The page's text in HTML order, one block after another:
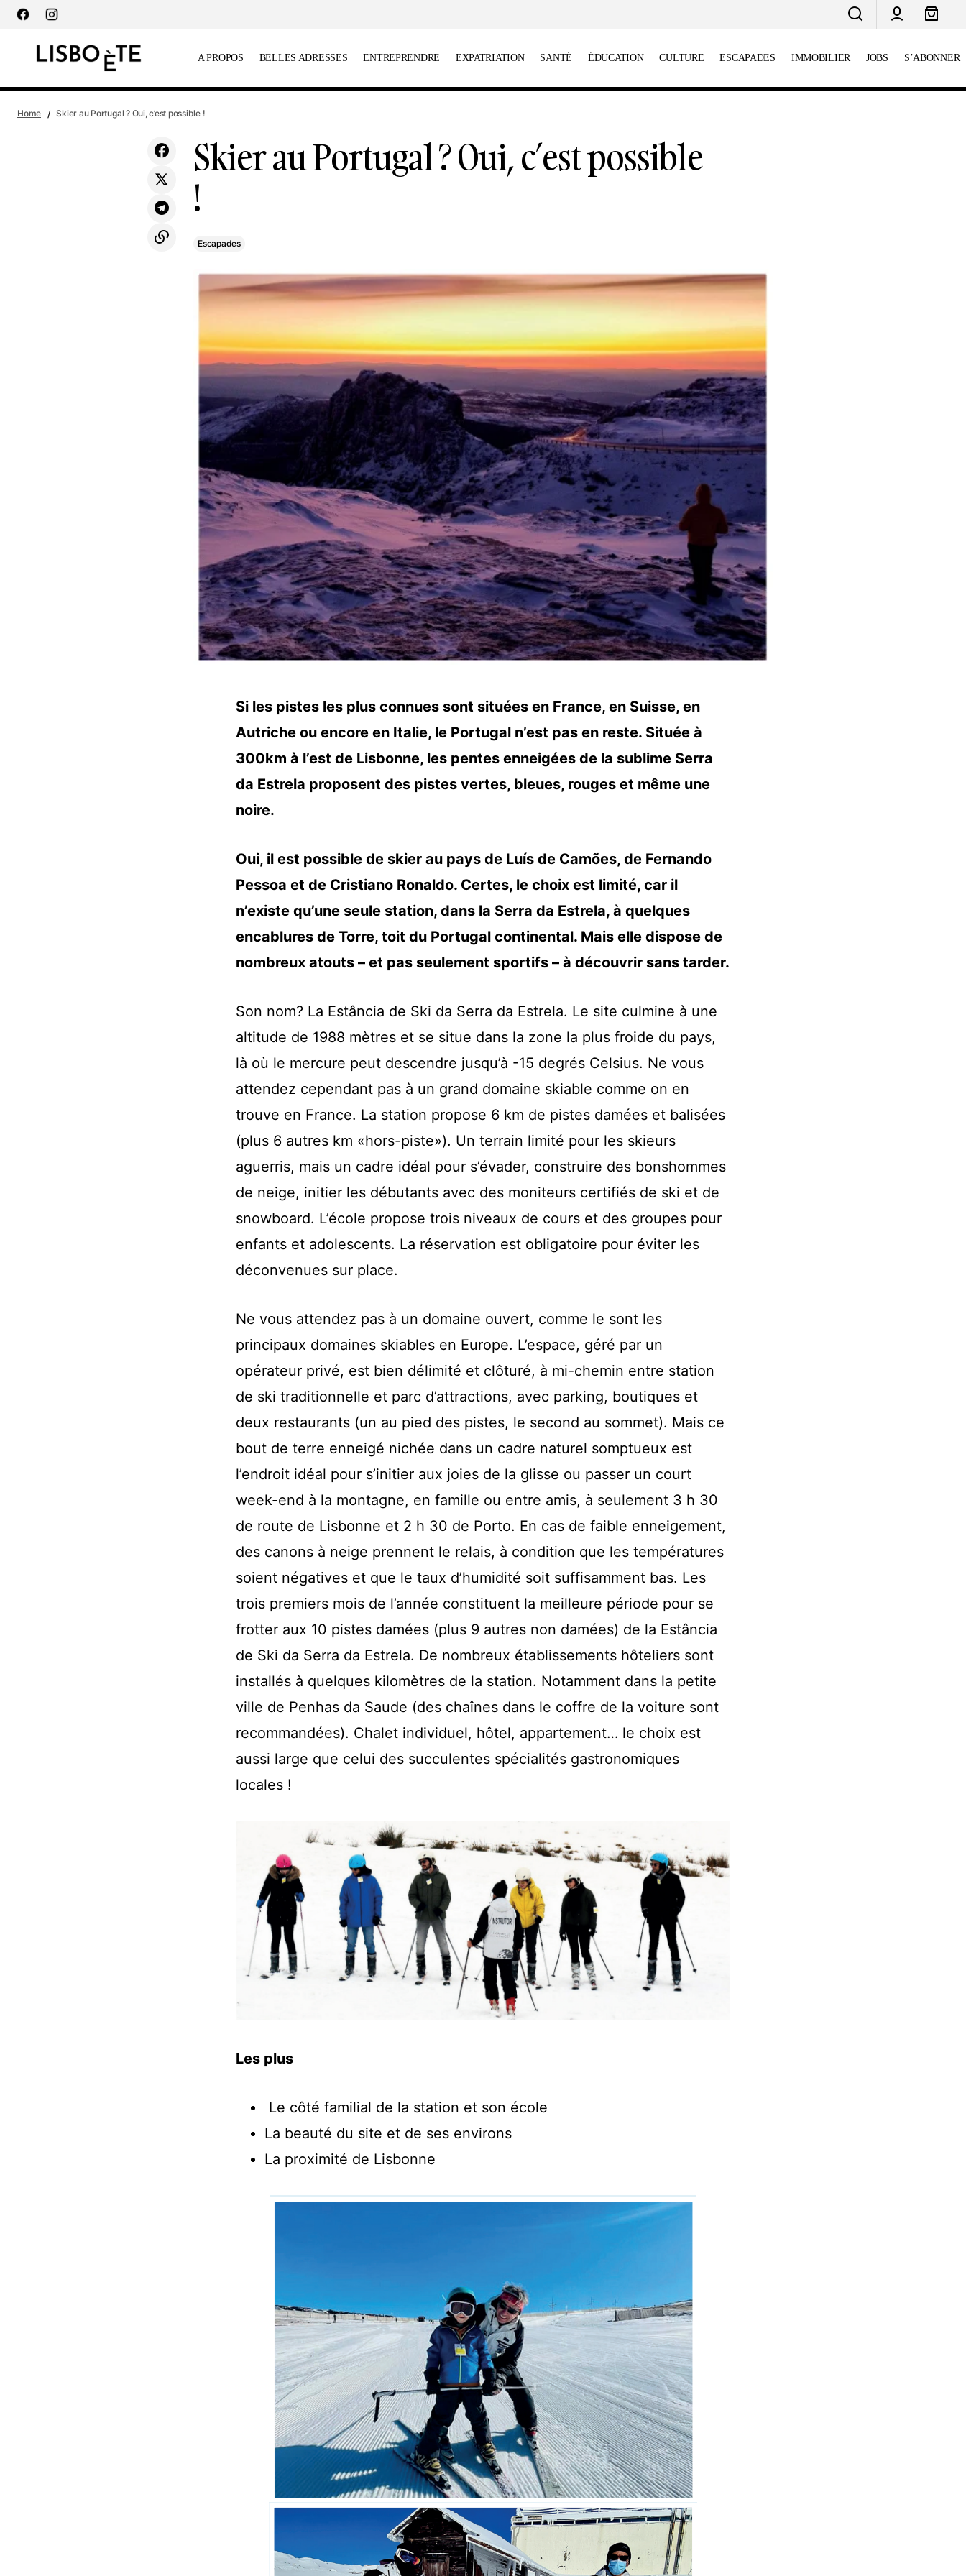
principal
A PROPOS BELLES ADRESSES ENTREPRENDRE EXPATRIATION SANTÉ ÉDUCATION CULTURE ESCAPADES IMMOBILIER JOBS S’ABONNER
Célébrez l'amour au Lisboa Pessoa Hotel
Home Skier au Portugal ? Oui, c’est possible !
Skier au Portugal ? Oui, c’est possible
!
Escapades
Si les pistes les plus connues sont situées en France, en Suisse, en
Autriche ou encore en Italie, le Portugal n’est pas en reste. Située à
300km à l’est de Lisbonne, les pentes enneigées de la sublime Serra
da Estrela proposent des pistes vertes, bleues, rouges et même une
noire.
Oui, il est possible de skier au pays de Luís de Camões, de Fernando
Pessoa et de Cristiano Ronaldo. Certes, le choix est limité, car il
n’existe qu’une seule station, dans la Serra da Estrela, à quelques
encablures de Torre, toit du Portugal continental. Mais elle dispose de
nombreux atouts – et pas seulement sportifs – à découvrir sans tarder.
Son nom? La Estância de Ski da Serra da Estrela. Le site culmine à une
altitude de 1988 mètres et se situe dans la zone la plus froide du pays,
là où le mercure peut descendre jusqu’à -15 degrés Celsius. Ne vous
attendez cependant pas à un grand domaine skiable comme on en
trouve en France. La station propose 6 km de pistes damées et balisées
(plus 6 autres km «hors-piste»). Un terrain limité pour les skieurs
aguerris, mais un cadre idéal pour s’évader, construire des bonshommes
de neige, initier les débutants avec des moniteurs certifiés de ski et de
snowboard. L’école propose trois niveaux de cours et des groupes pour
enfants et adolescents. La réservation est obligatoire pour éviter les
déconvenues sur place.
Ne vous attendez pas à un domaine ouvert, comme le sont les
principaux domaines skiables en Europe. L’espace, géré par un
opérateur privé, est bien délimité et clôturé, à mi-chemin entre station
de ski traditionnelle et parc d’attractions, avec parking, boutiques et
deux restaurants (un au pied des pistes, le second au sommet). Mais ce
bout de terre enneigé nichée dans un cadre naturel somptueux est
l’endroit idéal pour s’initier aux joies de la glisse ou passer un court
week-end à la montagne, en famille ou entre amis, à seulement 3 h 30
de route de Lisbonne et 2 h 30 de Porto. En cas de faible enneigement,
des canons à neige prennent le relais, à condition que les températures
soient négatives et que le taux d’humidité soit suffisamment bas. Les
trois premiers mois de l’année constituent la meilleure période pour se
frotter aux 10 pistes damées (plus 9 autres non damées) de la Estância
de Ski da Serra da Estrela. De nombreux établissements hôteliers sont
installés à quelques kilomètres de la station. Notamment dans la petite
ville de Penhas da Saude (des chaînes dans le coffre de la voiture sont
recommandées). Chalet individuel, hôtel, appartement… le choix est
aussi large que celui des succulentes spécialités gastronomiques
locales !
Les plus
Le côté familial de la station et son école
La beauté du site et de ses environs
La proximité de Lisbonne